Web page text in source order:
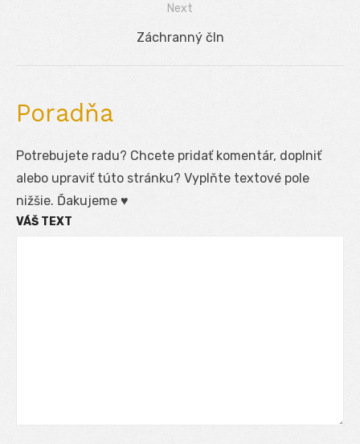
Next
Next
Záchranný čln
Poradňa
Potrebujete radu? Chcete pridať komentár, doplniť
alebo upraviť túto stránku? Vyplňte textové pole
nižšie. Ďakujeme ♥
VÁŠ TEXT